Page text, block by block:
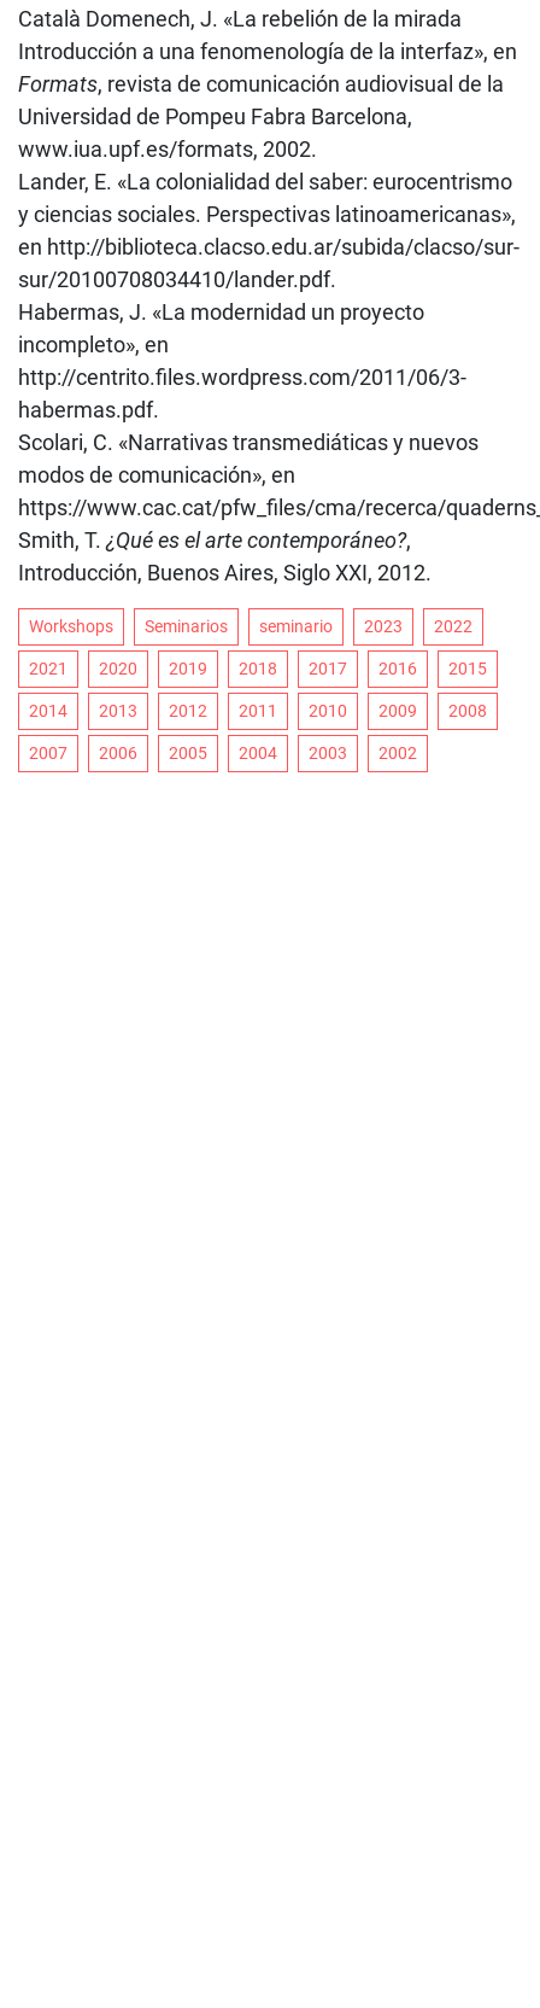
Català Domenech, J. «La rebelión de la mirada
Introducción a una fenomenología de la interfaz», en
Formats, revista de comunicación audiovisual de la
Universidad de Pompeu Fabra Barcelona,
www.iua.upf.es/formats, 2002.
Lander, E. «La colonialidad del saber: eurocentrismo
y ciencias sociales. Perspectivas latinoamericanas»,
en http://biblioteca.clacso.edu.ar/subida/clacso/sur-
sur/20100708034410/lander.pdf.
Habermas, J. «La modernidad un proyecto
incompleto», en
http://centrito.files.wordpress.com/2011/06/3-
habermas.pdf.
Scolari, C. «Narrativas transmediáticas y nuevos
modos de comunicación», en
https://www.cac.cat/pfw_files/cma/recerca/
Smith, T. ¿Qué es el arte contemporáneo?,
Introducción, Buenos Aires, Siglo XXI, 2012.
Workshops Seminarios seminario 2023 2022
2021 2020 2019 2018 2017 2016 2015
2014 2013 2012 2011 2010 2009 2008
2007 2006 2005 2004 2003 2002